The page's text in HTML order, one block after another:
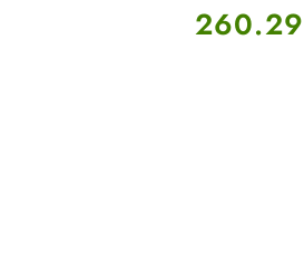
Cena:
260.29